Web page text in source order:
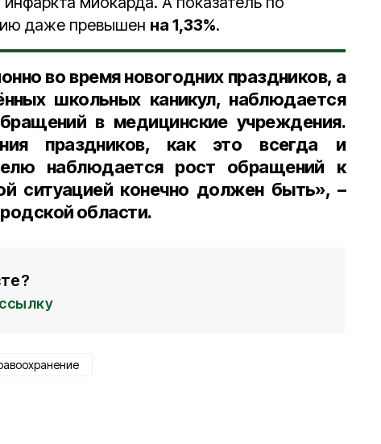
даже превышен на 1,33%.
во время новогодних праздников, а
школьных каникул, наблюдается
в медицинские учреждения.
праздников, как это всегда и
наблюдается рост обращений к
ситуацией конечно должен быть», –
области.
ссылку